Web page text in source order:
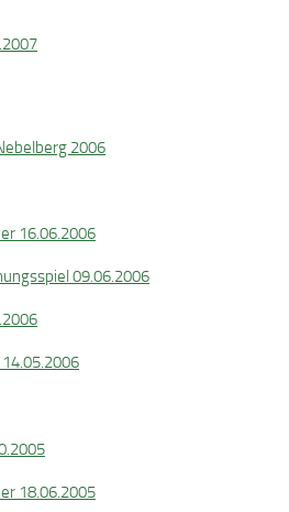
2006
16.06.2006
09.06.2006
18.06.2005